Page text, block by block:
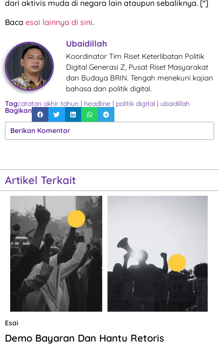
dari aktivis muda di negara lain ataupun sebaliknya. [*]
Baca esai lainnya di sini.
Ubaidillah
Koordinator Tim Riset Keterlibatan Politik
Digital Generasi Z, Pusat Riset Masyarakat
dan Budaya BRIN. Tengah menekuni kajian
bahasa dan politik digital.
Tagcatatan akhir tahun | headline | politik digital | ubaidillah
Bagikan
Berikan Komentar
Artikel Terkait
Esai
Demo Bayaran Dan Hantu Retoris